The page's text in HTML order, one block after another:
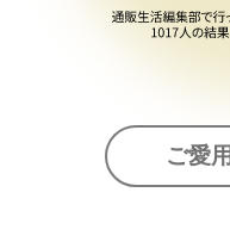
ご愛